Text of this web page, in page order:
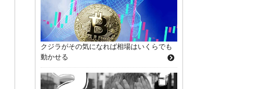
クジラがその気になれば相場はいくらでも
動かせる